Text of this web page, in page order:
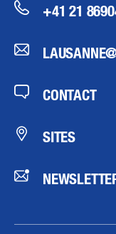
+41 21
CONTACT
SITES